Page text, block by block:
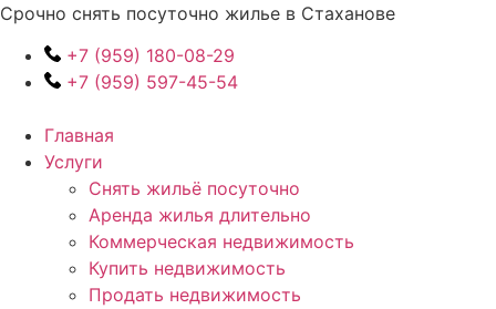
Перейти
содержимому
Срочно снять посуточно жилье в Стаханове
+7 (959) 180-08-29
+7 (959) 597-45-54
Главная
Услуги
Снять жильё посуточно
Аренда жилья длительно
Коммерческая недвижимость
Купить недвижимость
Продать недвижимость